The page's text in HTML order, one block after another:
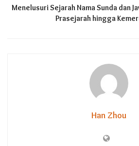
Menelusuri Sejarah Nama Sunda dan
Prasejarah hingga
Han Zhou